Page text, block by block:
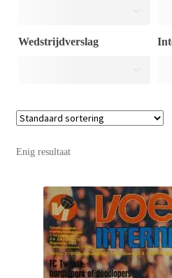
Wedstrijdverslag
Enig resultaat